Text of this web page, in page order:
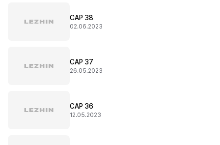
CAP 38
02.06.2023
CAP 37
26.05.2023
CAP 36
12.05.2023